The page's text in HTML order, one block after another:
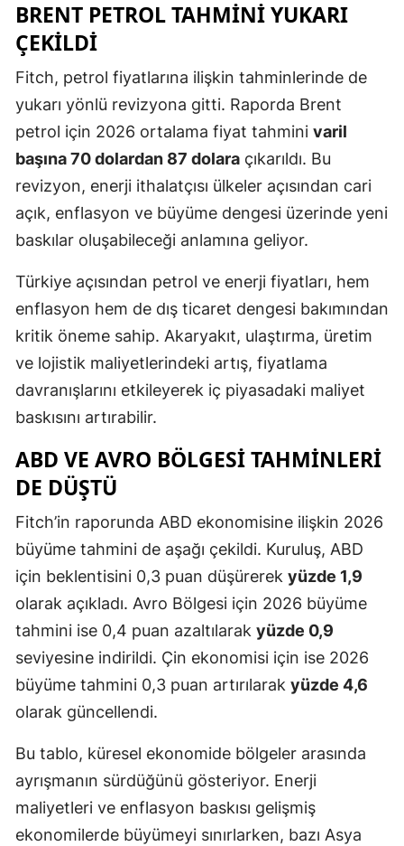
BRENT PETROL TAHMINI YUKARI
ÇEKILDI
Fitch, petrol fiyatlarına ilişkin tahminlerinde de
yukarı yönlü revizyona gitti. Raporda Brent
petrol için 2026 ortalama fiyat tahmini varil
başına 70 dolardan 87 dolara çıkarıldı. Bu
revizyon, enerji ithalatçısı ülkeler açısından cari
açık, enflasyon ve büyüme dengesi üzerinde yeni
baskılar oluşabileceği anlamına geliyor.
Türkiye açısından petrol ve enerji fiyatları, hem
enflasyon hem de dış ticaret dengesi bakımından
kritik öneme sahip. Akaryakıt, ulaştırma, üretim
ve lojistik maliyetlerindeki artış, fiyatlama
davranışlarını etkileyerek iç piyasadaki maliyet
baskısını artırabilir.
ABD VE AVRO BÖLGESI TAHMINLERI
DE DÜŞTÜ
Fitch’in raporunda ABD ekonomisine ilişkin 2026
büyüme tahmini de aşağı çekildi. Kuruluş, ABD
için beklentisini 0,3 puan düşürerek yüzde 1,9
olarak açıkladı. Avro Bölgesi için 2026 büyüme
tahmini ise 0,4 puan azaltılarak yüzde 0,9
seviyesine indirildi. Çin ekonomisi için ise 2026
büyüme tahmini 0,3 puan artırılarak yüzde 4,6
olarak güncellendi.
Bu tablo, küresel ekonomide bölgeler arasında
ayrışmanın sürdüğünü gösteriyor. Enerji
maliyetleri ve enflasyon baskısı gelişmiş
ekonomilerde büyümeyi sınırlarken, bazı Asya